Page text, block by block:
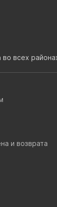
и возврата
во всех